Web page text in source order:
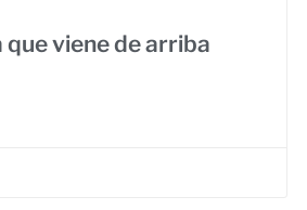
viene de arriba